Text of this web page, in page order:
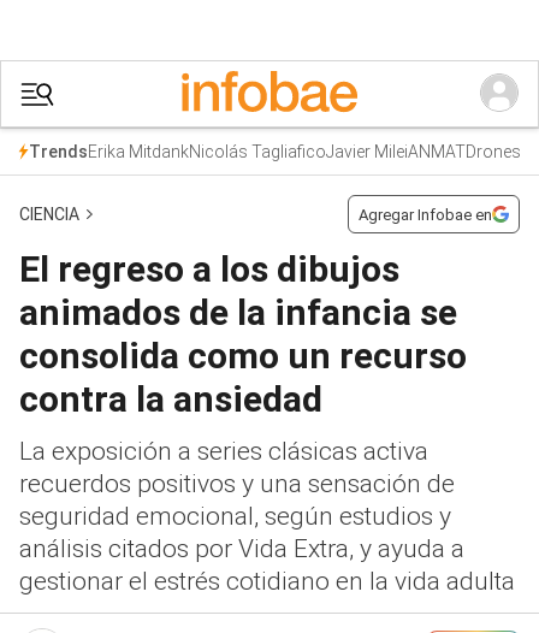
TrendsErika MitdankNicolás TagliaficoJavier MileiANMATDrones
CIENCIA Agregar Infobae en
El regreso a los dibujos
animados de la infancia se
consolida como un recurso
contra la ansiedad
La exposición a series clásicas activa
recuerdos positivos y una sensación de
seguridad emocional, según estudios y
análisis citados por Vida Extra, y ayuda a
gestionar el estrés cotidiano en la vida adulta